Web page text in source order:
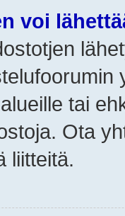
voi
tai
Ota
liitteitä.